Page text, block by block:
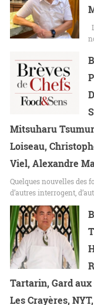
Mitsuharu
Loiseau,
Viel, Alexandre
Quelques nouvelles des
d’autres interrogent,
Tartarin, Gard aux
Les Crayères,